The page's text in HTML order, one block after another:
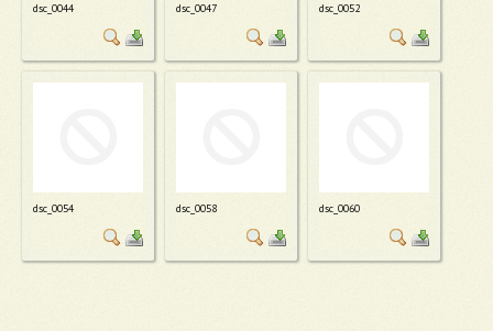
dsc_0044 dsc_0047 dsc_0052
dsc_0054 dsc_0058 dsc_0060